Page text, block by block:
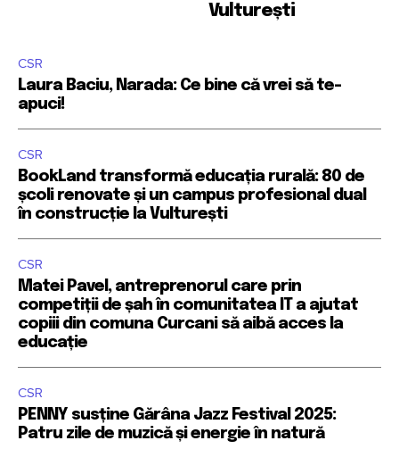
Vulturești
CSR
Laura Baciu, Narada: Ce bine că vrei să te-
apuci!
CSR
BookLand transformă educația rurală: 80 de
școli renovate și un campus profesional dual
în construcție la Vulturești
CSR
Matei Pavel, antreprenorul care prin
competiții de șah în comunitatea IT a ajutat
copiii din comuna Curcani să aibă acces la
educație
CSR
PENNY susține Gărâna Jazz Festival 2025:
Patru zile de muzică și energie în natură